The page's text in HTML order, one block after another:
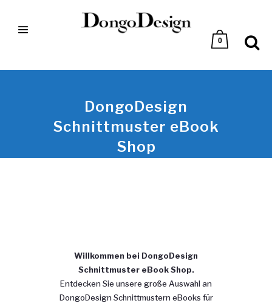
0
DongoDesign
Schnittmuster eBook
Shop
Willkommen bei DongoDesign
Schnittmuster eBook Shop.
Entdecken Sie unsere große Auswahl an
DongoDesign Schnittmustern eBooks für